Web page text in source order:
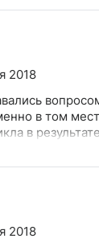
2018
в том
в
после целой
опасного
2018